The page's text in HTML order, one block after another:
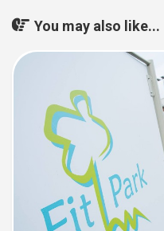
You may also like...